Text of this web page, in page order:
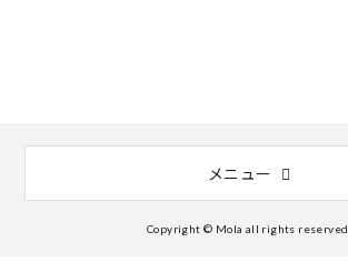
メニュー
Copyright © Mola all rights reserved.